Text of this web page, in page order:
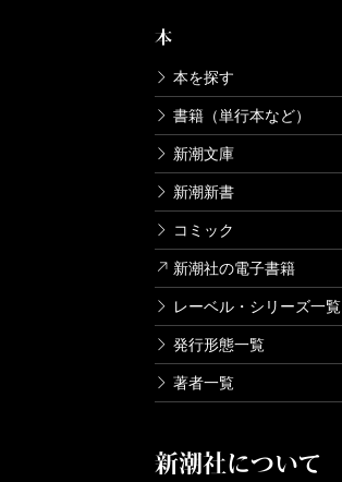
本
本を探す
書籍（単行本など）
新潮文庫
新潮新書
コミック
新潮社の電子書籍
レーベル・シリーズ一覧
発行形態一覧
著者一覧
新潮社について